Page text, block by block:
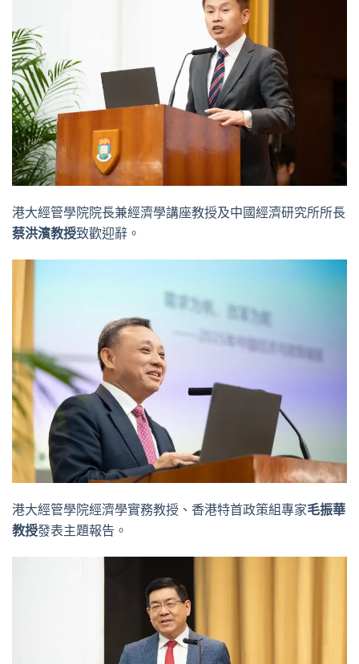
港大經管學院院長兼經濟學講座教授及中國經濟研究所所長
蔡洪濱教授致歡迎辭。
港大經管學院經濟學實務教授、香港特首政策組專家毛振華
教授發表主題報告。